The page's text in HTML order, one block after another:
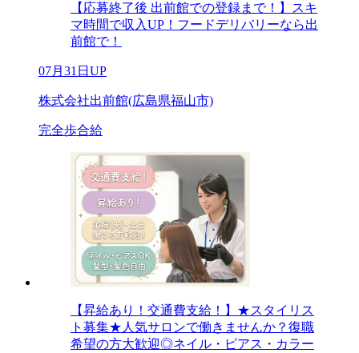
【応募終了後 出前館での登録まで！】スキ
マ時間で収入UP！フードデリバリーなら出
前館で！
07月31日UP
株式会社出前館(広島県福山市)
完全歩合給
【昇給あり！交通費支給！】★スタイリス
ト募集★人気サロンで働きませんか？復職
希望の方大歓迎◎ネイル・ピアス・カラー